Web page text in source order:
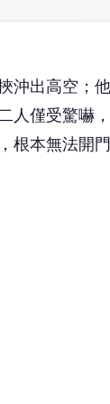
沖出高空；
人僅受驚嚇
本無法開門